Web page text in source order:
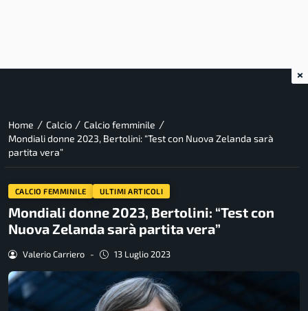
Home / Calcio / Calcio femminile /
Mondiali donne 2023, Bertolini: “Test con Nuova Zelanda sarà
partita vera”
CALCIO FEMMINILE ULTIMI ARTICOLI
Mondiali donne 2023, Bertolini: “Test con
Nuova Zelanda sarà partita vera”
Valerio Carriero - 13 Luglio 2023
×